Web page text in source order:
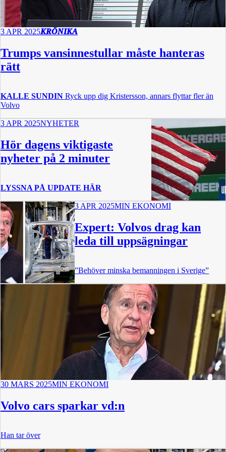
3 APR 2025KRÖNIKA
Trumps vansinnestullar måste hanteras
rätt
KALLE SUNDIN Ryck upp dig Kristersson, annars flyttar fler än
Volvo
3 APR 2025NYHETER
Hör dagens viktigaste
nyheter på 2 minuter
LYSSNA PÅ UPDATE HÄR
2:20
3 APR 2025MIN EKONOMI
Expert: Volvos drag kan
leda till uppsägningar
”Behöver minska bemanningen i Sverige”
30 MARS 2025MIN EKONOMI
Volvo cars sparkar vd:n
Han tar över